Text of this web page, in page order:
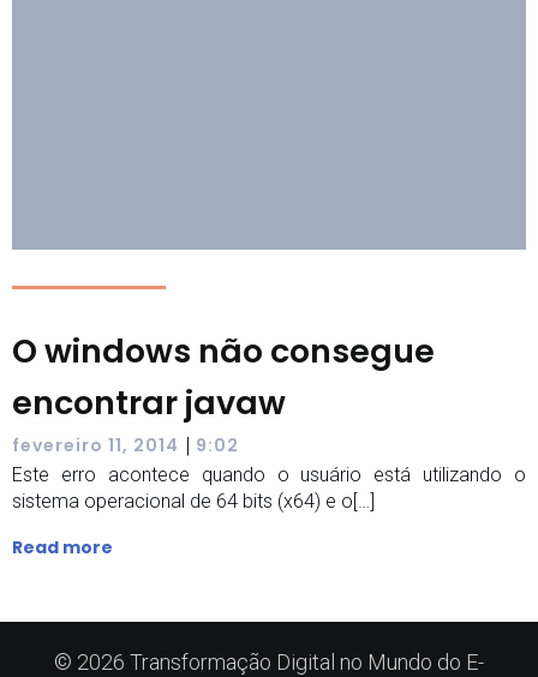
O windows não consegue
encontrar javaw
fevereiro 11, 2014 | 9:02
Este erro acontece quando o usuário está utilizando o
sistema operacional de 64 bits (x64) e o[…]
Read more
© 2026 Transformação Digital no Mundo do E-